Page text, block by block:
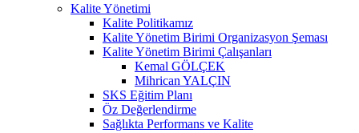
Kalite Yönetimi
Kalite Politikamız
Kalite Yönetim Birimi Organizasyon Şeması
Kalite Yönetim Birimi Çalışanları
Kemal GÖLÇEK
Mihrican YALÇIN
SKS Eğitim Planı
Öz Değerlendirme
Sağlıkta Performans ve Kalite